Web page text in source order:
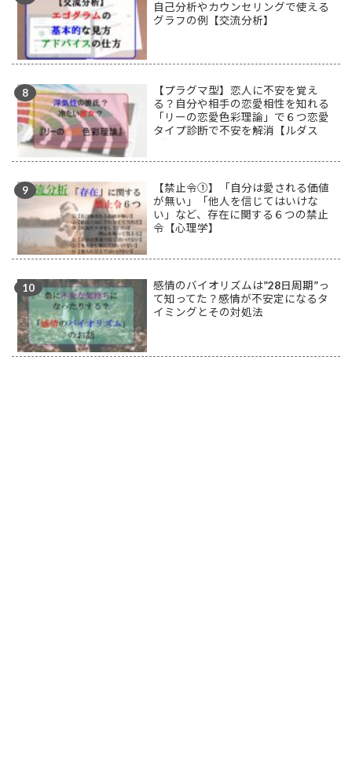
自己分析やカウンセリングで使える
グラフの例【交流分析】
【プラグマ型】恋人に不安を覚え
る？自分や相手の恋愛相性を知れる
「リーの恋愛色彩理論」で６つ恋愛
タイプ診断で不安を解消【ルダス
【禁止令①】「自分は愛される価値
が無い」「他人を信じてはいけな
い」など、存在に関する６つの禁止
令【心理学】
感情のバイオリズムは”28日周期”っ
て知ってた？感情が不安定になるタ
イミングとその対処法